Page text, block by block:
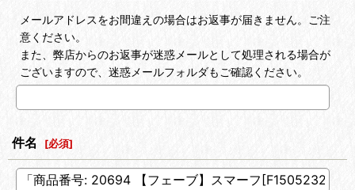
メールアドレスをお間違えの場合はお返事が届きません。ご注
意ください。
また、弊店からのお返事が迷惑メールとして処理される場合が
ございますので、迷惑メールフォルダもご確認ください。
件名 [必須]